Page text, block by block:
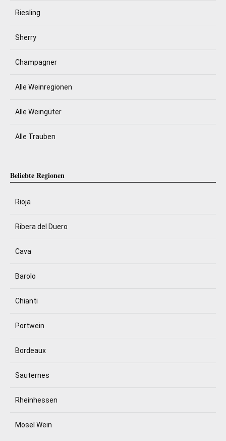
Riesling
Sherry
Champagner
Alle Weinregionen
Alle Weingüter
Alle Trauben
Beliebte Regionen
Rioja
Ribera del Duero
Cava
Barolo
Chianti
Portwein
Bordeaux
Sauternes
Rheinhessen
Mosel Wein